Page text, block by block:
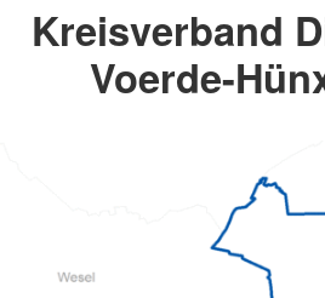
Kreisverband
Voerde-